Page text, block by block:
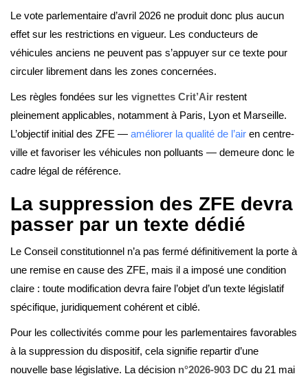
Le vote parlementaire d’avril 2026 ne produit donc plus aucun
effet sur les restrictions en vigueur. Les conducteurs de
véhicules anciens ne peuvent pas s’appuyer sur ce texte pour
circuler librement dans les zones concernées.
Les règles fondées sur les vignettes Crit’Air restent
pleinement applicables, notamment à Paris, Lyon et Marseille.
L’objectif initial des ZFE — améliorer la qualité de l’air en centre-
ville et favoriser les véhicules non polluants — demeure donc le
cadre légal de référence.
La suppression des ZFE devra
passer par un texte dédié
Le Conseil constitutionnel n’a pas fermé définitivement la porte à
une remise en cause des ZFE, mais il a imposé une condition
claire : toute modification devra faire l’objet d’un texte législatif
spécifique, juridiquement cohérent et ciblé.
Pour les collectivités comme pour les parlementaires favorables
à la suppression du dispositif, cela signifie repartir d’une
nouvelle base législative. La décision n°2026-903 DC du 21 mai